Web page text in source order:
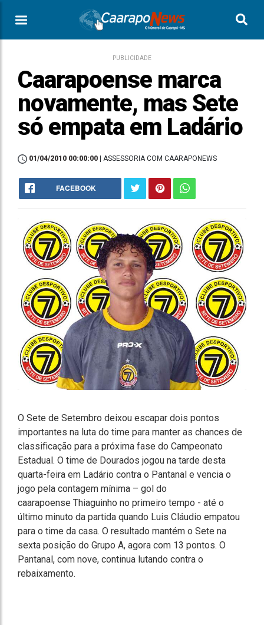
PUBLICIDADE
Caarapoense marca
novamente, mas Sete
só empata em Ladário
01/04/2010 00:00:00 | ASSESSORIA COM CAARAPONEWS
FACEBOOK
O Sete de Setembro deixou escapar dois pontos
importantes na luta do time para manter as chances de
classificação para a próxima fase do Campeonato
Estadual. O time de Dourados jogou na tarde desta
quarta-feira em Ladário contra o Pantanal e vencia o
jogo pela contagem mínima – gol do
caarapoense Thiaguinho no primeiro tempo - até o
último minuto da partida quando Luis Cláudio empatou
para o time da casa. O resultado mantém o Sete na
sexta posição do Grupo A, agora com 13 pontos. O
Pantanal, com nove, continua lutando contra o
rebaixamento.